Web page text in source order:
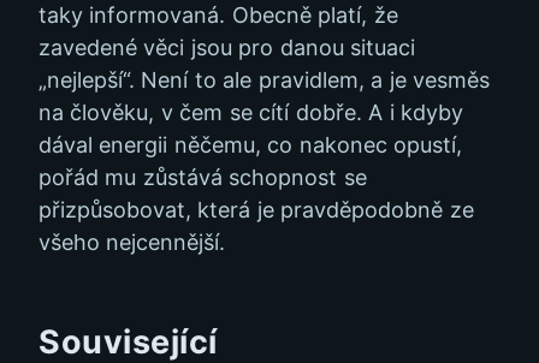
taky informovaná. Obecně platí, že
zavedené věci jsou pro danou situaci
„nejlepší“. Není to ale pravidlem, a je vesměs
na člověku, v čem se cítí dobře. A i kdyby
dával energii něčemu, co nakonec opustí,
pořád mu zůstává schopnost se
přizpůsobovat, která je pravděpodobně ze
všeho nejcennější.
Související